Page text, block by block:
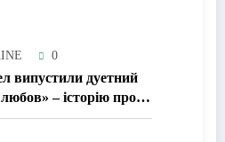
0
випустили дуетний
– історію про
зупинити